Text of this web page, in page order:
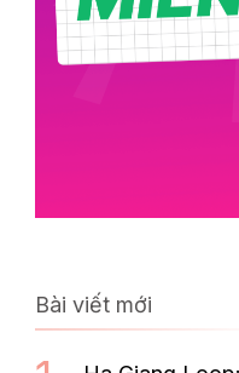
Bài viết mới